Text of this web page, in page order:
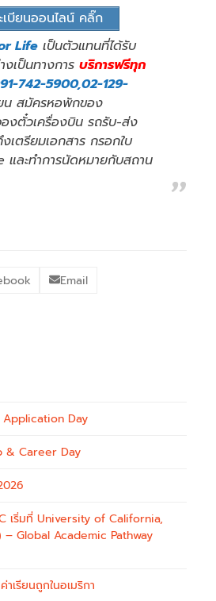
เบียนออนไลน์ คลิ๊ก
Life เป็นตัวแทนที่ได้รับ
งเป็นทางการบริการฟรีทุก
742-5900,02-129-
น สมัครหอพักของ
งตั๋วเครื่องบิน รถรับ-ส่ง
เตรียมเอกสาร กรอกใบ
ละทำการนัดหมายกับสถาน
Email
Application Day
& Career Day
เริ่มที่ University of California,
– Global Academic Pathway
เรียนถูกในอเมริกา